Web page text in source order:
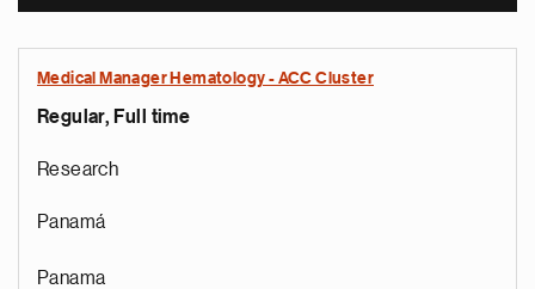
Medical Manager Hematology - ACC Cluster
Regular, Full time
Research
Panamá
Panama